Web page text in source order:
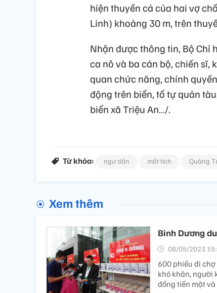
hiện thuyền cá của hai vợ
Linh) khoảng 30 m, trên
Nhận được thông tin, Bộ Chỉ
ca nô và ba cán bộ, chiến sĩ,
quan chức năng, chính
động trên biển, tổ tự quản
biển xã Triệu An…/.
Từ khóa: ngư dân mất tích Quảng
Xem thêm
Bình Dương
08/05/2023
600 phiếu đi
khó khăn, người
đồng tiền mặt